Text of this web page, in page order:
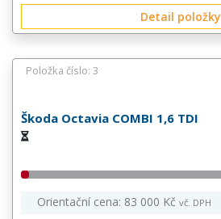
Detail položky
Položka číslo: 3
Škoda Octavia COMBI 1,6 TDI
Orientační cena: 83 000 Kč vč. DPH